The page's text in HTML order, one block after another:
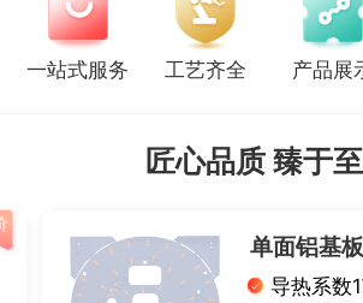
一站式服务 工艺齐全 产品展
匠心品质 臻于
单面铝基板
导热系数1W